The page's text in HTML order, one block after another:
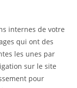
internes de votre
qui ont des
les unes par
sur le site
pour